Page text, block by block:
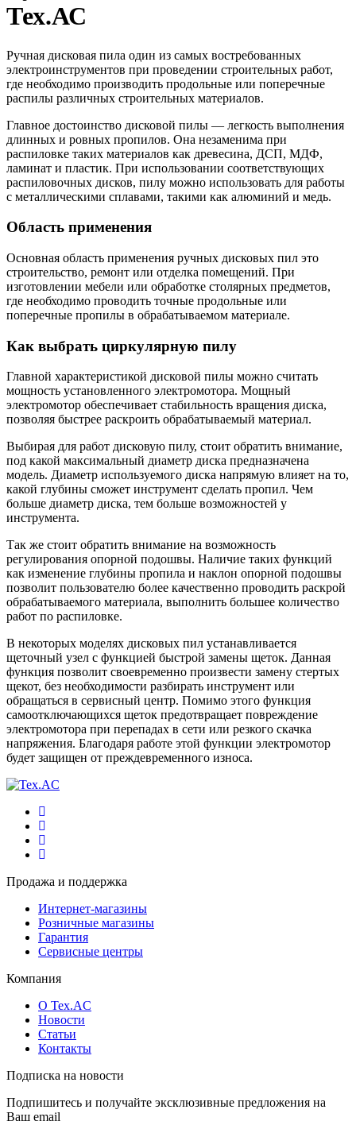
Тех.АС
Ручная дисковая пила один из самых востребованных
электроинструментов при проведении строительных работ,
где необходимо производить продольные или поперечные
распилы различных строительных материалов.
Главное достоинство дисковой пилы — легкость выполнения
длинных и ровных пропилов. Она незаменима при
распиловке таких материалов как древесина, ДСП, МДФ,
ламинат и пластик. При использовании соответствующих
распиловочных дисков, пилу можно использовать для работы
с металлическими сплавами, такими как алюминий и медь.
Область применения
Основная область применения ручных дисковых пил это
строительство, ремонт или отделка помещений. При
изготовлении мебели или обработке столярных предметов,
где необходимо проводить точные продольные или
поперечные пропилы в обрабатываемом материале.
Как выбрать циркулярную пилу
Главной характеристикой дисковой пилы можно считать
мощность установленного электромотора. Мощный
электромотор обеспечивает стабильность вращения диска,
позволяя быстрее раскроить обрабатываемый материал.
Выбирая для работ дисковую пилу, стоит обратить внимание,
под какой максимальный диаметр диска предназначена
модель. Диаметр используемого диска напрямую влияет на то,
какой глубины сможет инструмент сделать пропил. Чем
больше диаметр диска, тем больше возможностей у
инструмента.
Так же стоит обратить внимание на возможность
регулирования опорной подошвы. Наличие таких функций
как изменение глубины пропила и наклон опорной подошвы
позволит пользователю более качественно проводить раскрой
обрабатываемого материала, выполнить большее количество
работ по распиловке.
В некоторых моделях дисковых пил устанавливается
щеточный узел с функцией быстрой замены щеток. Данная
функция позволит своевременно произвести замену стертых
щекот, без необходимости разбирать инструмент или
обращаться в сервисный центр. Помимо этого функция
самоотключающихся щеток предотвращает повреждение
электромотора при перепадах в сети или резкого скачка
напряжения. Благодаря работе этой функции электромотор
будет защищен от преждевременного износа.
Продажа и поддержка
Интернет-магазины
Розничные магазины
Гарантия
Сервисные центры
Компания
О Tex.AC
Новости
Статьи
Контакты
Подписка на новости
Подпишитесь и получайте эксклюзивные предложения на
Ваш email